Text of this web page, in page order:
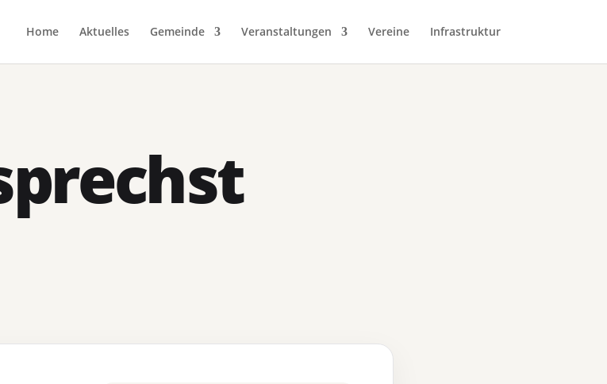
Home Aktuelles Gemeinde Veranstaltungen Vereine Infrastruktur